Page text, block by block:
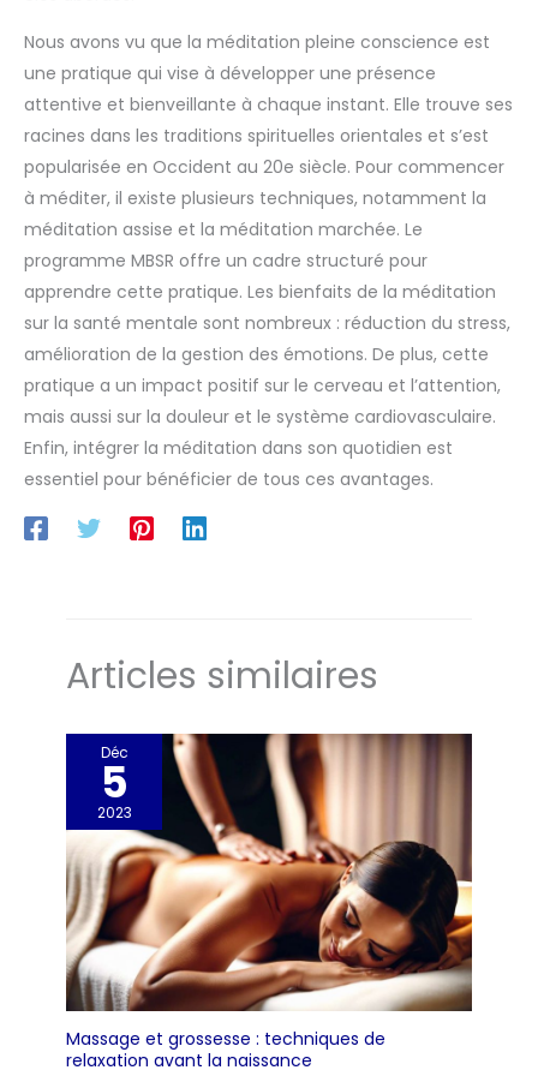
magnifique ajout à votre
Nous avons vu que la méditation pleine conscience est
une pratique qui vise à développer une présence
attentive et bienveillante à chaque instant. Elle trouve ses
racines dans les traditions spirituelles orientales et s’est
popularisée en Occident au 20e siècle. Pour commencer
à méditer, il existe plusieurs techniques, notamment la
méditation assise et la méditation marchée. Le
programme MBSR offre un cadre structuré pour
apprendre cette pratique. Les bienfaits de la méditation
sur la santé mentale sont nombreux : réduction du stress,
amélioration de la gestion des émotions. De plus, cette
pratique a un impact positif sur le cerveau et l’attention,
mais aussi sur la douleur et le système cardiovasculaire.
Enfin, intégrer la méditation dans son quotidien est
essentiel pour bénéficier de tous ces avantages.
Articles similaires
Déc
5
2023
Massage et grossesse : techniques de
relaxation avant la naissance